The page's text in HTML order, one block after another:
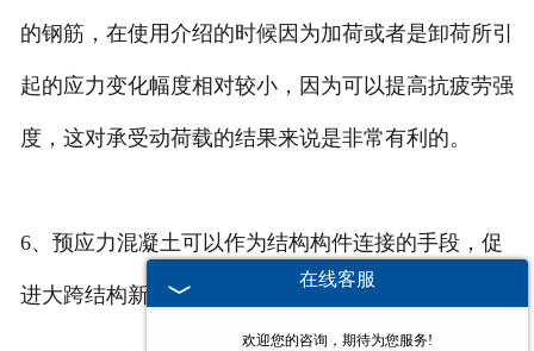
的钢筋，在使用介绍的时候因为加荷或者是卸荷所引
起的应力变化幅度相对较小，因为可以提高抗疲劳强
度，这对承受动荷载的结果来说是非常有利的。
6、预应力混凝土可以作为结构构件连接的手段，促
进大跨结构新体系和施工方法的发展。
在线客服
欢迎您的咨询，期待为您服务!